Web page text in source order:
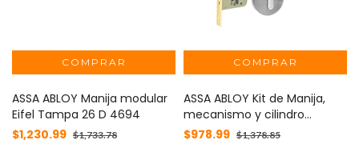
ASSA ABLOY Manija modular
Eifel Tampa 26 D 4694
$1,230.99 $1,733.78
ASSA ABLOY Kit de Manija,
mecanismo y cilindro
mecánico 85208
$978.99 $1,378.85